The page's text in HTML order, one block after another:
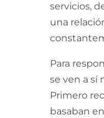
servicios,
una
Para
se ven a sí
Primero
basaban